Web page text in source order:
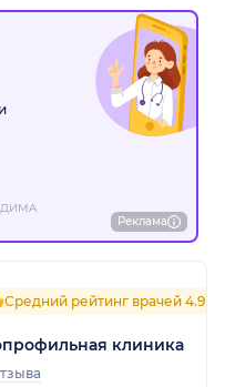
Реклама
Средний рейтинг врачей 4.9
клиника